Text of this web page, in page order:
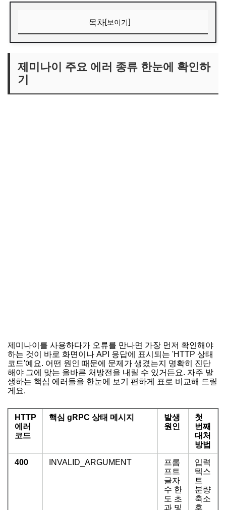
목차[보이기]
요청 오류를 뜻하는 사백 번대 에러 대처법
제미나이 주요 에러 종류 한눈에 확인하
기
제미나이를 사용하다가 오류를 만나면 가장 먼저 확인해야
하는 것이 바로 화면이나 API 응답에 표시되는 'HTTP 상태
코드'예요. 어떤 원인 때문에 문제가 생겼는지 명확히 진단
해야 그에 맞는 올바른 처방전을 내릴 수 있거든요. 자주 발
생하는 핵심 에러들을 한눈에 보기 편하게 표로 비교해 드릴
게요.
HTTP
에러
코드
핵심 gRPC 상태 메시지
발생
원인
첫
번째
대처
방법
400 INVALID_ARGUMENT
프롬
프트
글자
수 한
도 초
과 및
입력
텍스
트
분량
축소
후